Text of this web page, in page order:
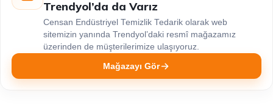
Trendyol’da da Varız
Censan Endüstriyel Temizlik Tedarik olarak web
sitemizin yanında Trendyol’daki resmî mağazamız
üzerinden de müşterilerimize ulaşıyoruz.
Mağazayı Gör